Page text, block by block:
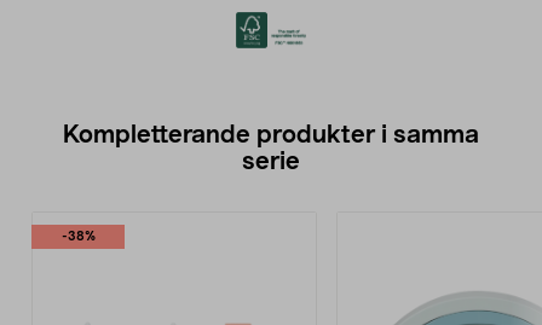
Kompletterande produkter i samma
serie
-38%